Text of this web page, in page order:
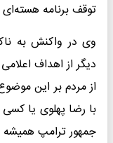
توقف برنامه
وی در واکنش به
دیگر از اهداف
از مردم بر این
با رضا پهلوی یا
جمهور ترامپ همیشه